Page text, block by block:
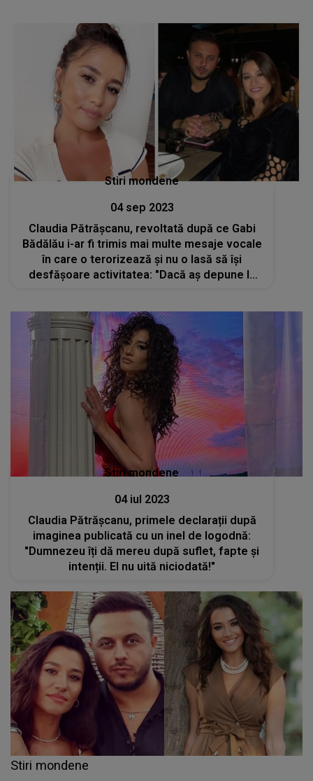
Stiri mondene
04 sep 2023
Claudia Pătrășcanu, revoltată după ce Gabi
Bădălău i-ar fi trimis mai multe mesaje vocale
în care o terorizează și nu o lasă să își
desfășoare activitatea: "Dacă aș depune la
Stiri mondene
04 iul 2023
Claudia Pătrășcanu, primele declarații după
imaginea publicată cu un inel de logodnă:
"Dumnezeu îți dă mereu după suflet, fapte și
intenții. El nu uită niciodată!"
Stiri mondene